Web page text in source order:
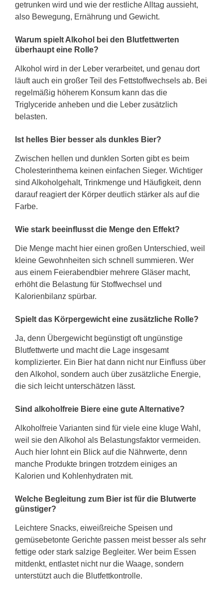
getrunken wird und wie der restliche Alltag aussieht,
also Bewegung, Ernährung und Gewicht.
Warum spielt Alkohol bei den Blutfettwerten
überhaupt eine Rolle?
Alkohol wird in der Leber verarbeitet, und genau dort
läuft auch ein großer Teil des Fettstoffwechsels ab. Bei
regelmäßig höherem Konsum kann das die
Triglyceride anheben und die Leber zusätzlich
belasten.
Ist helles Bier besser als dunkles Bier?
Zwischen hellen und dunklen Sorten gibt es beim
Cholesterinthema keinen einfachen Sieger. Wichtiger
sind Alkoholgehalt, Trinkmenge und Häufigkeit, denn
darauf reagiert der Körper deutlich stärker als auf die
Farbe.
Wie stark beeinflusst die Menge den Effekt?
Die Menge macht hier einen großen Unterschied, weil
kleine Gewohnheiten sich schnell summieren. Wer
aus einem Feierabendbier mehrere Gläser macht,
erhöht die Belastung für Stoffwechsel und
Kalorienbilanz spürbar.
Spielt das Körpergewicht eine zusätzliche Rolle?
Ja, denn Übergewicht begünstigt oft ungünstige
Blutfettwerte und macht die Lage insgesamt
komplizierter. Ein Bier hat dann nicht nur Einfluss über
den Alkohol, sondern auch über zusätzliche Energie,
die sich leicht unterschätzen lässt.
Sind alkoholfreie Biere eine gute Alternative?
Alkoholfreie Varianten sind für viele eine kluge Wahl,
weil sie den Alkohol als Belastungsfaktor vermeiden.
Auch hier lohnt ein Blick auf die Nährwerte, denn
manche Produkte bringen trotzdem einiges an
Kalorien und Kohlenhydraten mit.
Welche Begleitung zum Bier ist für die Blutwerte
günstiger?
Leichtere Snacks, eiweißreiche Speisen und
gemüsebetonte Gerichte passen meist besser als sehr
fettige oder stark salzige Begleiter. Wer beim Essen
mitdenkt, entlastet nicht nur die Waage, sondern
unterstützt auch die Blutfettkontrolle.